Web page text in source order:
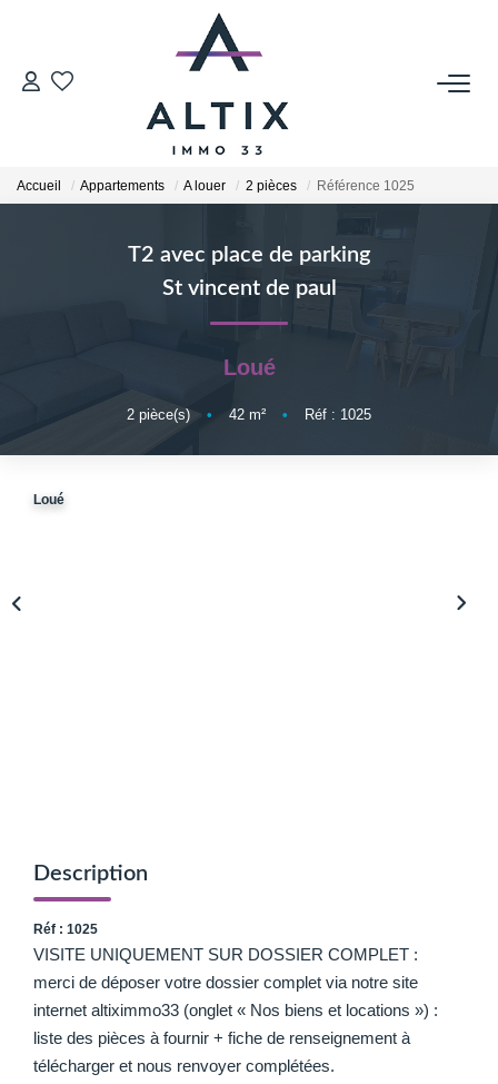
VENDRE
Estimer
Avis Clients
Accueil Appartements A louer 2 pièces Référence 1025
T2 avec place de parking
St vincent de paul
Loué
2 pièce(s) • 42 m² • Réf : 1025
Loué
Description
Réf : 1025
VISITE UNIQUEMENT SUR DOSSIER COMPLET :
merci de déposer votre dossier complet via notre site
internet altiximmo33 (onglet « Nos biens et locations ») :
liste des pièces à fournir + fiche de renseignement à
télécharger et nous renvoyer complétées.